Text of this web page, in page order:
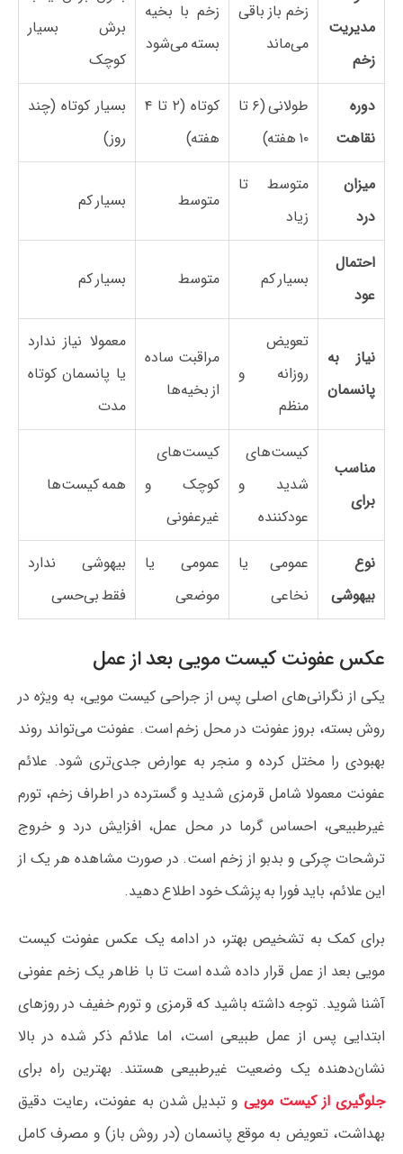
مدیریت
زخم
زخم باز باقی
می‌ماند
زخم با بخیه
بسته می‌شود
برش بسیار
کوچک
دوره
نقاهت
طولانی (۶ تا
۱۰ هفته)
کوتاه (۲ تا ۴
هفته)
بسیار کوتاه (چند
روز)
میزان
درد
متوسط تا
زیاد
متوسط بسیار کم
احتمال
عود
بسیار کم متوسط بسیار کم
نیاز به
پانسمان
تعویض
روزانه و
منظم
مراقبت ساده
از بخیه‌ها
معمولا نیاز ندارد
یا پانسمان کوتاه
مدت
مناسب
برای
کیست‌های
شدید و
عودکننده
کیست‌های
کوچک و
غیرعفونی
همه کیست‌ها
نوع
بیهوشی
عمومی یا
نخاعی
عمومی یا
موضعی
بیهوشی ندارد
فقط بی‌حسی
عکس عفونت کیست مویی بعد از عمل
یکی از نگرانی‌های اصلی پس از جراحی کیست مویی، به ویژه در
روش بسته، بروز عفونت در محل زخم است. عفونت می‌تواند روند
بهبودی را مختل کرده و منجر به عوارض جدی‌تری شود. علائم
عفونت معمولا شامل قرمزی شدید و گسترده در اطراف زخم، تورم
غیرطبیعی، احساس گرما در محل عمل، افزایش درد و خروج
ترشحات چرکی و بدبو از زخم است. در صورت مشاهده هر یک از
این علائم، باید فورا به پزشک خود اطلاع دهید.
برای کمک به تشخیص بهتر، در ادامه یک عکس عفونت کیست
مویی بعد از عمل قرار داده شده است تا با ظاهر یک زخم عفونی
آشنا شوید. توجه داشته باشید که قرمزی و تورم خفیف در روزهای
ابتدایی پس از عمل طبیعی است، اما علائم ذکر شده در بالا
نشان‌دهنده یک وضعیت غیرطبیعی هستند. بهترین راه برای
جلوگیری از کیست موییو تبدیل شدن به عفونت، رعایت دقیق
بهداشت، تعویض به موقع پانسمان (در روش باز) و مصرف کامل